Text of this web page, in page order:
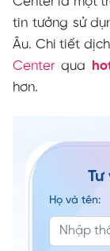
tin tưởng sử
Âu. Chi tiết
Center qua
hơn.
Họ và tên: